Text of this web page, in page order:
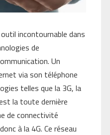
incontournable dans
de
Un
via son téléphone
telles que la 3G, la
la toute dernière
de connectivité
à la 4G. Ce réseau